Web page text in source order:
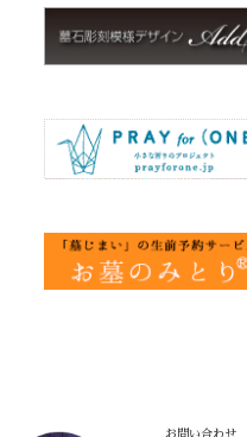
お問い合わせ